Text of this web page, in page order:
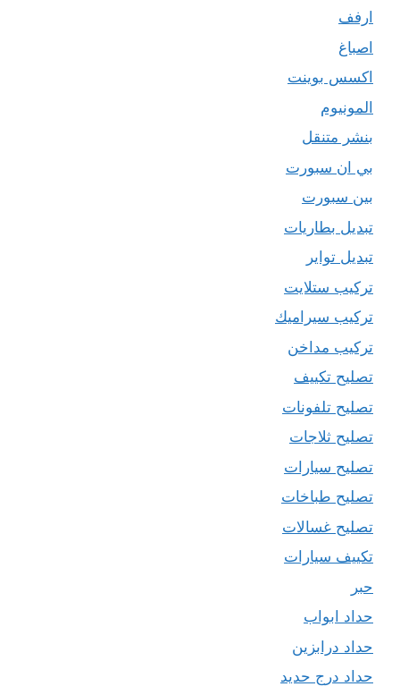
ارفف
اصباغ
اكسس بوينت
المونيوم
بنشر متنقل
بي ان سبورت
بين سبورت
تبديل بطاريات
تبديل تواير
تركيب ستلايت
تركيب سيراميك
تركيب مداخن
تصليح تكييف
تصليح تلفونات
تصليح ثلاجات
تصليح سيارات
تصليح طباخات
تصليح غسالات
تكييف سيارات
حبر
حداد ابواب
حداد درابزين
حداد درج حديد